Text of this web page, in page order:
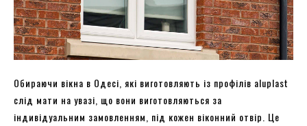
Обираючи вікна в Одесі, які виготовляють із профілів aluplast
слід мати на увазі, що вони виготовляються за
індивідуальним замовленням, під кожен віконний отвір. Це